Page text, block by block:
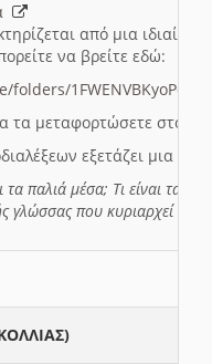
από μια
να βρείτε εδώ:
τα μεταφορτώσετε στο
εξετάζει μια
τα παλιά μέσα; Τι είναι τα
γλώσσας που κυριαρχεί